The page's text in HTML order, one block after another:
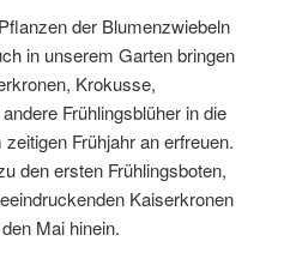
der Blumenzwiebeln
in unserem Garten bringen
Krokusse,
Frühlingsblüher in die
Frühjahr an erfreuen.
den ersten Frühlingsboten,
Kaiserkronen
Mai hinein.